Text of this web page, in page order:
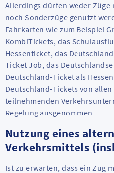
Allerdings dürfen weder
noch Sonderzüge genutzt
Fahrkarten wie zum Beispiel
KombiTickets, das
Hessenticket, das
Ticket Job, das
Deutschland-Ticket als
Deutschland-Tickets von
teilnehmenden
Regelung ausgenommen.
Nutzung eines
Verkehrsmittels
Ist zu erwarten, dass ein Zug